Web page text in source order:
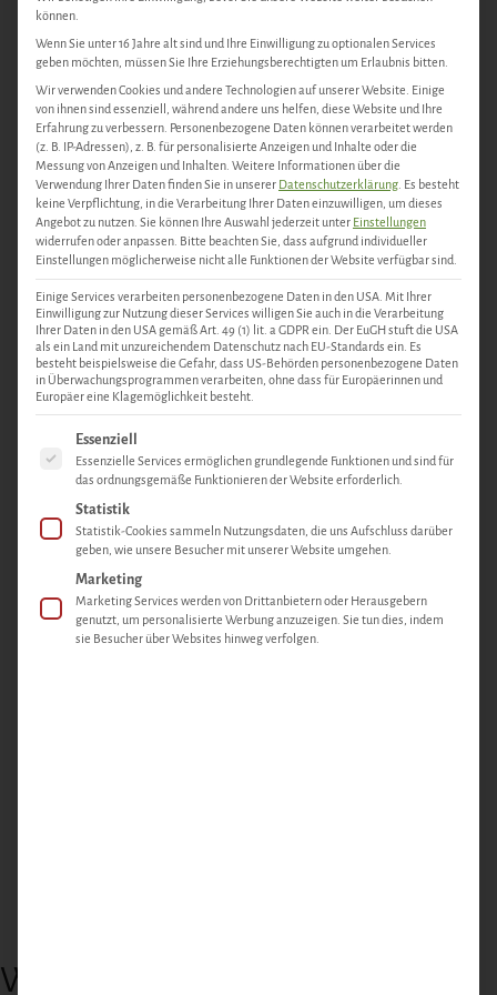
Wild Rezepte – Genuss aus der
können.
Wenn Sie unter 16 Jahre alt sind und Ihre Einwilligung zu optionalen Services
geben möchten, müssen Sie Ihre Erziehungsberechtigten um Erlaubnis bitten.
Wir verwenden Cookies und andere Technologien auf unserer Website. Einige
von ihnen sind essenziell, während andere uns helfen, diese Website und Ihre
Erfahrung zu verbessern. Personenbezogene Daten können verarbeitet werden
(z. B. IP-Adressen), z. B. für personalisierte Anzeigen und Inhalte oder die
Messung von Anzeigen und Inhalten. Weitere Informationen über die
Verwendung Ihrer Daten finden Sie in unserer Datenschutzerklärung Es besteht
keine Verpflichtung, in die Verarbeitung Ihrer Daten einzuwilligen, um dieses
Angebot zu nutzen. Sie können Ihre Auswahl jederzeit unter Einstellungen
widerrufen oder anpassen. Bitte beachten Sie, dass aufgrund individueller
Einstellungen möglicherweise nicht alle Funktionen der Website verfügbar sind.
Einige Services verarbeiten personenbezogene Daten in den USA. Mit Ihrer
Einwilligung zur Nutzung dieser Services willigen Sie auch in die Verarbeitung
Ihrer Daten in den USA gemäß Art. 49 (1) lit. a GDPR ein. Der EuGH stuft die USA
als ein Land mit unzureichendem Datenschutz nach EU-Standards ein. Es
besteht beispielsweise die Gefahr, dass US-Behörden personenbezogene Daten
in Überwachungsprogrammen verarbeiten, ohne dass für Europäerinnen und
Europäer eine Klagemöglichkeit besteht.
Es folgt eine Liste der Service-Gruppen, für die eine
Essenziell
Essenzielle Services ermöglichen grundlegende Funktionen und sind für
das ordnungsgemäße Funktionieren der Website erforderlich.
Statistik
Statistik-Cookies sammeln Nutzungsdaten, die uns Aufschluss darüber
geben, wie unsere Besucher mit unserer Website umgehen.
Marketing
Marketing Services werden von Drittanbietern oder Herausgebern
genutzt, um personalisierte Werbung anzuzeigen. Sie tun dies, indem
sie Besucher über Websites hinweg verfolgen.